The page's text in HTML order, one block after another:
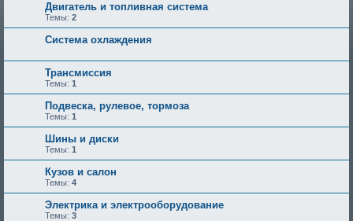
Двигатель и топливная система
Темы: 2
Система охлаждения
Трансмиссия
Темы: 1
Подвеска, рулевое, тормоза
Темы: 1
Шины и диски
Темы: 1
Кузов и салон
Темы: 4
Электрика и электрооборудование
Темы: 3